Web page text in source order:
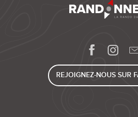
REJOIGNEZ-NOUS SUR